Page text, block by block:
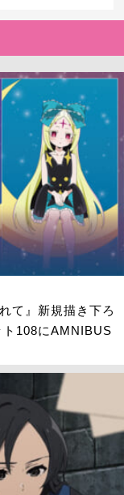
て』新規描き下ろ
ト108にAMNIBUS